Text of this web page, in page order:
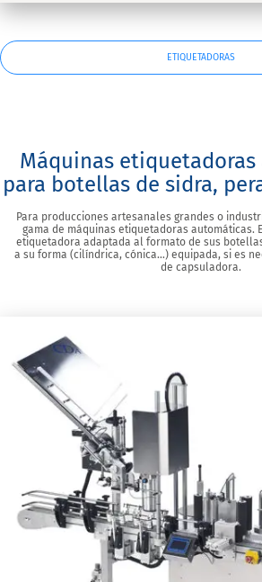
ETIQUETADORAS
Máquinas
para botellas de sidra,
Para producciones artesanales grandes o
gama de máquinas etiquetadoras automáticas.
etiquetadora adaptada al formato de sus botellas
a su forma (cilíndrica, cónica…) equipada, si es
de capsuladora.